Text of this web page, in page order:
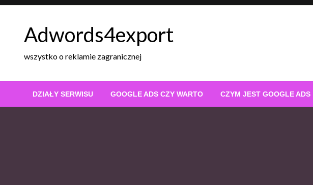
Skip
Adwords4export
wszystko o reklamie zagranicznej
DZIAŁY SERWISU GOOGLE ADS CZY WARTO CZYM JEST GOOGLE ADS